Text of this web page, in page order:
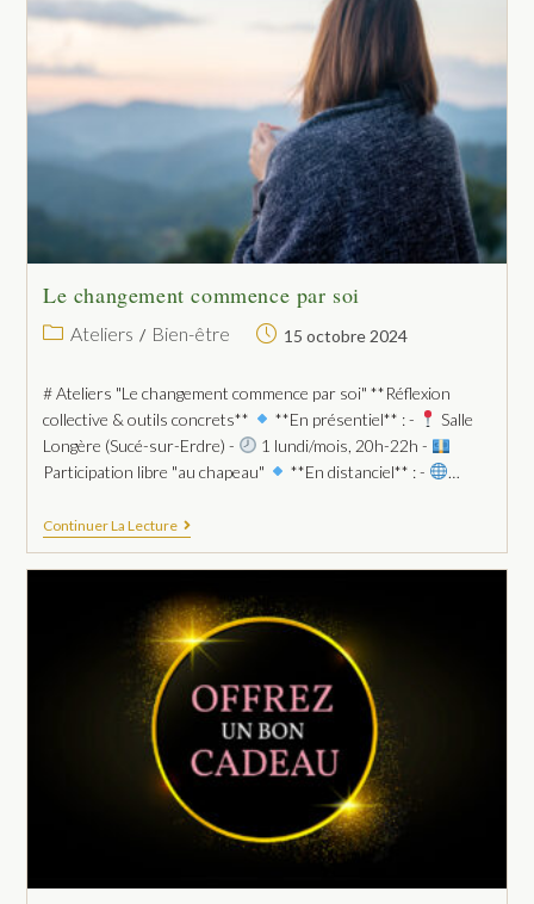
Le changement commence par soi
Ateliers / Bien-être 15 octobre 2024
# Ateliers "Le changement commence par soi" **Réflexion
collective & outils concrets**
**En présentiel** : -
Salle
Longère (Sucé-sur-Erdre) -
1 lundi/mois, 20h-22h -
Participation libre "au chapeau"
**En distanciel** : - …
Continuer La Lecture